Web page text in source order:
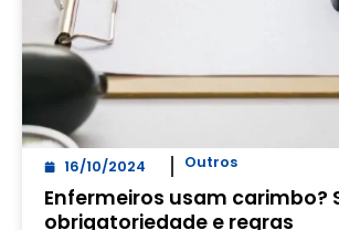
16/10/2024 Outros
Enfermeiros usam carimbo?
obrigatoriedade e regras